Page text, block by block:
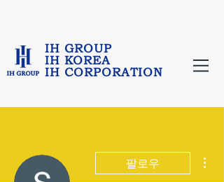
IH GROUP
IH KOREA
IH CORPORATION
팔로우